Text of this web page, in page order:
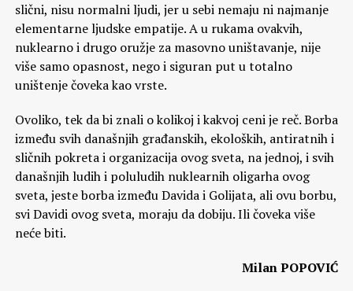
slični, nisu normalni ljudi, jer u sebi nemaju ni najmanje
elementarne ljudske empatije. A u rukama ovakvih,
nuklearno i drugo oružje za masovno uništavanje, nije
više samo opasnost, nego i siguran put u totalno
uništenje čoveka kao vrste.
Ovoliko, tek da bi znali o kolikoj i kakvoj ceni je reč. Borba
između svih današnjih građanskih, ekoloških, antiratnih i
sličnih pokreta i organizacija ovog sveta, na jednoj, i svih
današnjih ludih i poluludih nuklearnih oligarha ovog
sveta, jeste borba između Davida i Golijata, ali ovu borbu,
svi Davidi ovog sveta, moraju da dobiju. Ili čoveka više
neće biti.
Milan POPOVIĆ